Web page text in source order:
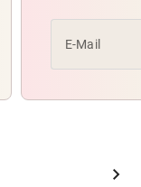
E-Mail
chevron_right